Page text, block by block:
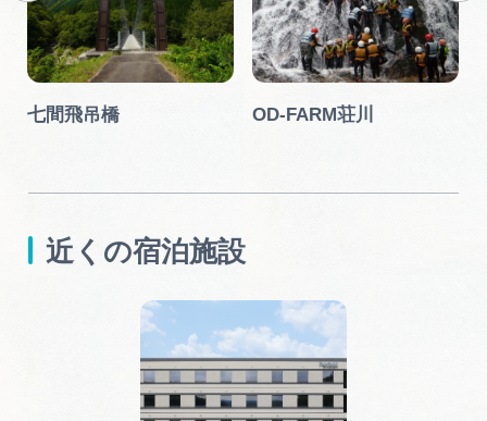
七間飛吊橋 OD-FARM荘川
近くの宿泊施設